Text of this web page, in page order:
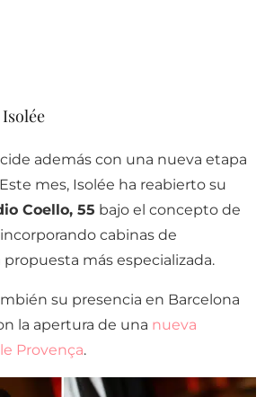
además con una nueva etapa
mes, Isolée ha reabierto su
Coello, 55 bajo el concepto de
incorporando cabinas de
más especializada.
su presencia en Barcelona
la apertura de una nueva
Provença.